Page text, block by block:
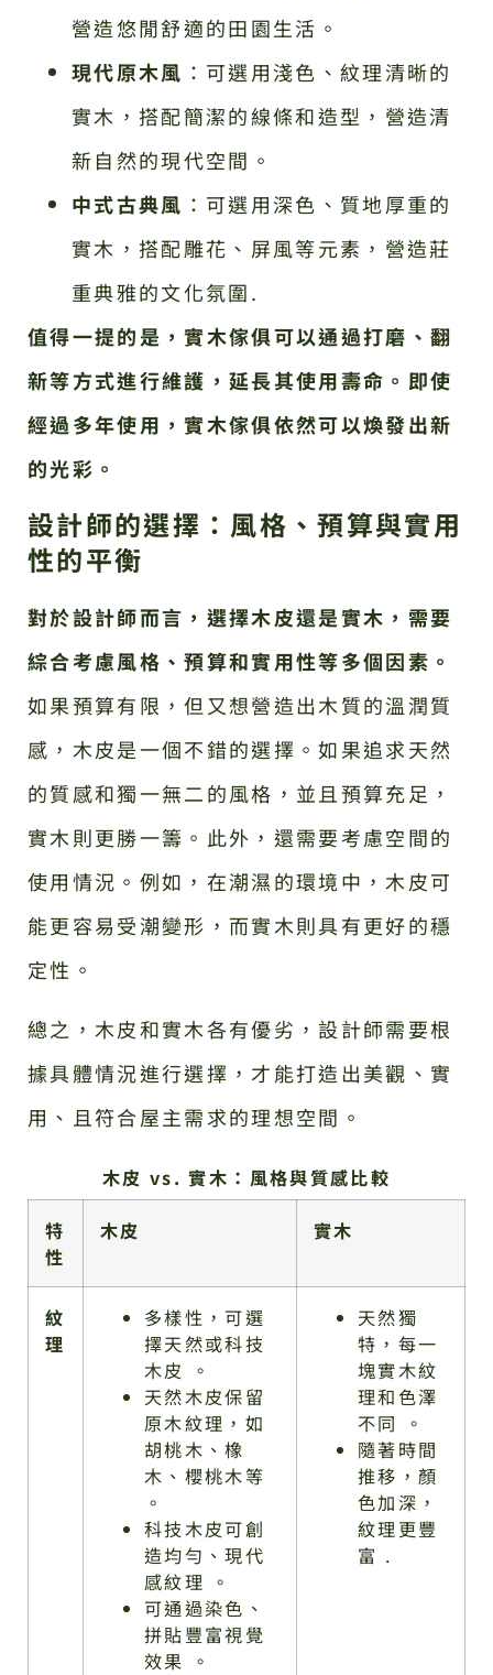
營造悠閒舒適的田園生活。
現代原木風 ：可選用淺色、紋理清晰的
實木，搭配簡潔的線條和造型，營造清
新自然的現代空間。
中式古典風 ：可選用深色、質地厚重的
實木，搭配雕花、屏風等元素，營造莊
重典雅的文化氛圍.
值得一提的是，實木傢俱可以通過打磨、翻
新等方式進行維護，延長其使用壽命。即使
經過多年使用，實木傢俱依然可以煥發出新
的光彩。
設計師的選擇：風格、預算與實用
性的平衡
對於設計師而言，選擇木皮還是實木，需要
綜合考慮風格、預算和實用性等多個因素。
如果預算有限，但又想營造出木質的溫潤質
感，木皮是一個不錯的選擇。如果追求天然
的質感和獨一無二的風格，並且預算充足，
實木則更勝一籌。此外，還需要考慮空間的
使用情況。例如，在潮濕的環境中，木皮可
能更容易受潮變形，而實木則具有更好的穩
定性。
總之，木皮和實木各有優劣，設計師需要根
據具體情況進行選擇，才能打造出美觀、實
用、且符合屋主需求的理想空間。
木皮 vs. 實木：風格與質感比較
特
性
木皮 實木
紋
理
多樣性，可選
擇天然或科技
木皮 。
天然木皮保留
原木紋理，如
胡桃木、橡
木、櫻桃木等
。
科技木皮可創
造均勻、現代
感紋理 。
可通過染色、
拼貼豐富視覺
效果 。
天然獨
特，每一
塊實木紋
理和色澤
不同 。
隨著時間
推移，顏
色加深，
紋理更豐
富 .